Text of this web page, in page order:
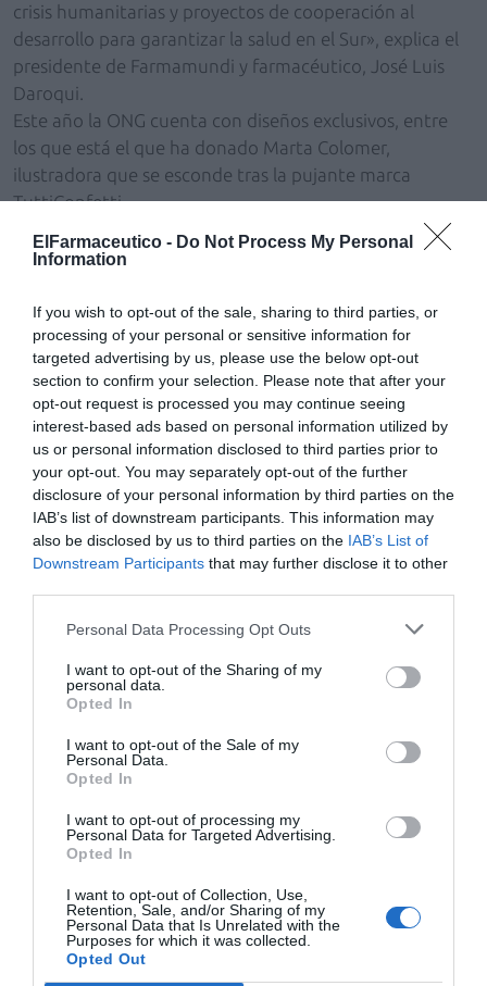
ElFarmaceutico - Do Not Process My Personal
Information
If you wish to opt-out of the sale, sharing to third parties, or
processing of your personal or sensitive information for
targeted advertising by us, please use the below opt-out
section to confirm your selection. Please note that after your
opt-out request is processed you may continue seeing
interest-based ads based on personal information utilized by
us or personal information disclosed to third parties prior to
your opt-out. You may separately opt-out of the further
disclosure of your personal information by third parties on the
IAB’s list of downstream participants. This information may
also be disclosed by us to third parties on the IAB’s List of
Downstream Participants that may further disclose it to other
Personal Data Processing Opt Outs
I want to opt-out of the Sharing of my
personal data.
Opted In
I want to opt-out of the Sale of my
Personal Data.
Opted In
I want to opt-out of processing my
Personal Data for Targeted Advertising.
Opted In
I want to opt-out of Collection, Use,
Retention, Sale, and/or Sharing of my
Personal Data that Is Unrelated with the
Purposes for which it was collected.
Opted Out
crisis humanitarias y proyectos de cooperación al
desarrollo para garantizar la salud en el Sur», explica el
presidente de Farmamundi y farmacéutico, José Luis
Daroqui.
Este año la ONG cuenta con diseños exclusivos, entre
los que está el que ha donado Marta Colomer,
ilustradora que se esconde tras la pujante marca
TuttiConfetti.
Todas las postales navideñas pueden personalizarse,
tanto las impresas como las digitales. Para ello, hay un
de forma rápida y creativa (insertar un logo a una o
varias tintas, escribir un mensaje directo...).
El pedido mínimo de postales personalizadas es de 75
unidades y 25 en caso de que no se quiera añadir nada
en su interior.
Más información:
www.farmamundi.org
AñadirEl Farmacéuticocomo fuente preferida
de Google de forma gratuita
Mantente informado con las últimas noticias de actualidad.
felicitaciones
Destacados
La venta online de medicamentos
de uso humano: seguridad y
trazabilidad
DIGITAL Isabel Marín Moral 28/07/2026